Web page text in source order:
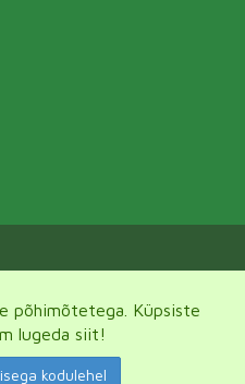
{footer_text}
põhimõtetega. Küpsiste
lugeda siit!